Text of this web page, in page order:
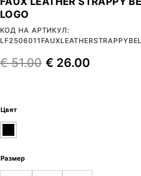
LOGO
КОД НА АРТИКУЛ:
€51.00 € 26.00
Цвят
Размер